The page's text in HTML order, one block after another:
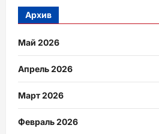
Архив
Май 2026
Апрель 2026
Март 2026
Февраль 2026